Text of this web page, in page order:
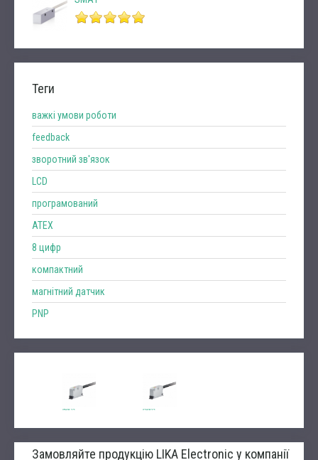
Теги
важкі умови роботи
feedback
зворотний зв'язок
LCD
програмований
ATEX
8 цифр
компактний
магнітний датчик
PNP
(поступове
виведення)
Замовляйте продукцію LIKA Electronic у компанії